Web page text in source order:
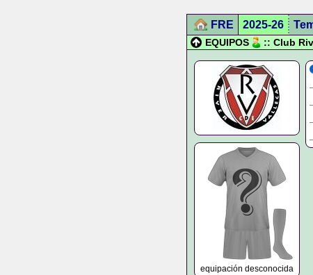
FRE 2025-26
EQUIPOS
:: Club
equipación desconocida